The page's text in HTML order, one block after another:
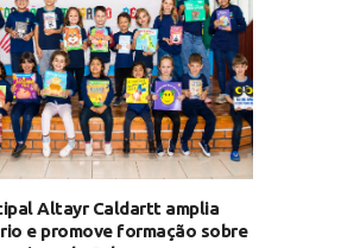
Altayr Caldartt amplia
e promove formação sobre